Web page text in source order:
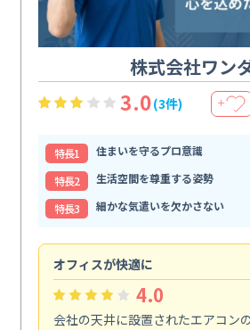
株式会社ワン
3.0(3件) ＋
特⻑1
住まいを守るプロ意識
特⻑2
生活空間を尊重する姿勢
特⻑3
細かな気遣いを欠かさない
オフィスが快適に
4.0
会社の天井に設置されたエアコン